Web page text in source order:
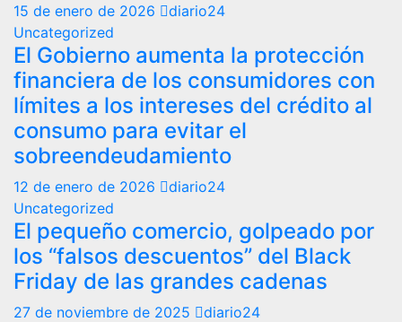
15 de enero de 2026
diario24
Uncategorized
El Gobierno aumenta la protección
financiera de los consumidores con
límites a los intereses del crédito al
consumo para evitar el
sobreendeudamiento
12 de enero de 2026
diario24
Uncategorized
El pequeño comercio, golpeado por
los “falsos descuentos” del Black
Friday de las grandes cadenas
27 de noviembre de 2025
diario24